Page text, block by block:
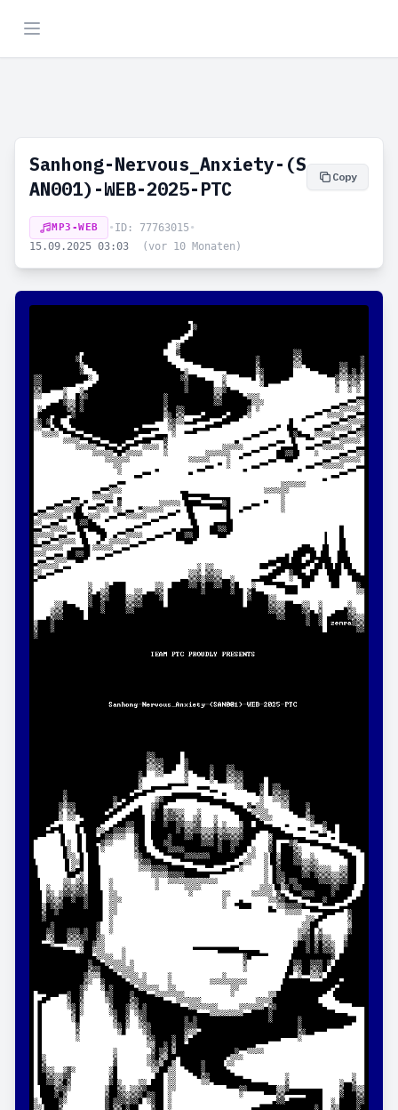
Sanhong-Nervous_Anxiety-(S
AN001)-WEB-2025-PTC
Copy
MP3-WEB • ID: 77763015 •
15.09.2025 03:03
(vor 10 Monaten)